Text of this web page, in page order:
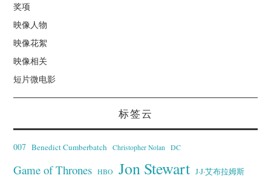
奖项
映像人物
映像花絮
映像相关
短片微电影
标签云
007 Benedict Cumberbatch Christopher Nolan DC
Game of Thrones HBO Jon Stewart J·J·艾布拉姆斯